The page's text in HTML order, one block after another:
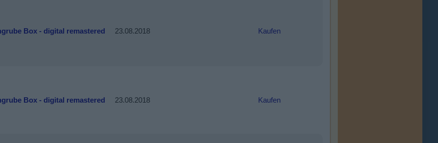
Box - digital remastered 23.08.2018 Kaufen
Box - digital remastered 23.08.2018 Kaufen